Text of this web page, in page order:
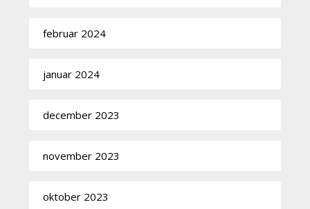
februar 2024
januar 2024
december 2023
november 2023
oktober 2023